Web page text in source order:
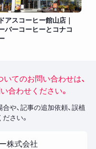
アスコーヒー館山店｜
バーコーヒーとコナコ
てのお問い合わせは、
合わせください。
や、記事の追加依頼、誤植
さい。
株式会社